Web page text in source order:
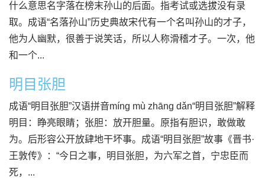
什么意思名字落在榜末孙山的后面。指考试或选拔没有录
取。成语“名落孙山”历史典故宋代有一个名叫孙山的才子，
他为人幽默，很善于说笑话，所以人称滑稽才子。一次，他
和一个...
明目张胆
成语“明目张胆”汉语拼音míng mù zhāng dǎn“明目张胆”解释
明目：睁亮眼睛；张胆：放开胆量。原指有胆识，敢做敢
为。后形容公开放肆地干坏事。成语“明目张胆”故事《晋书·
王敦传》：“今日之事，明目张胆，为六军之首，宁忠臣而
死，...